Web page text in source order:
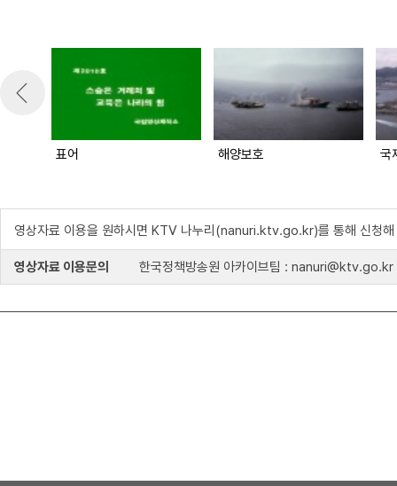
표어 해양보호 국
영상자료 이용을 원하시면 KTV 나누리(nanuri.ktv.go.kr)를 통해 신청해
영상자료 이용문의 한국정책방송원 아카이브팀 : nanuri@ktv.go.kr